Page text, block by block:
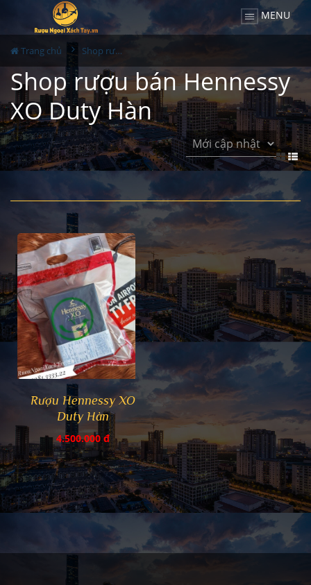
MENU
Trang chủ Shop rượu bán Hennessy XO Duty Hàn
Shop rượu bán Hennessy
XO Duty Hàn
Rượu Hennessy XO
Duty Hàn
4.500.000 đ